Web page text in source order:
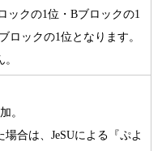
ックの1位・Bブロックの1
ロックの1位となります。
。
場合は、JeSUによる『ぷよ